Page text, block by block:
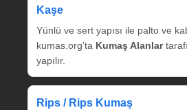
Kaşe
Yünlü ve sert yapısı ile palto ve
kumas.org’ta Kumaş Alanlar
yapılır.
Rips / Rips Kumaş